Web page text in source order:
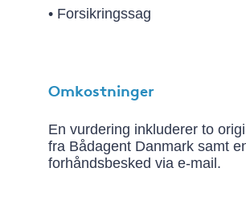
• Forsikringssag
Omkostninger
En vurdering inkluderer to
fra Bådagent Danmark samt
forhåndsbesked via e-mail.